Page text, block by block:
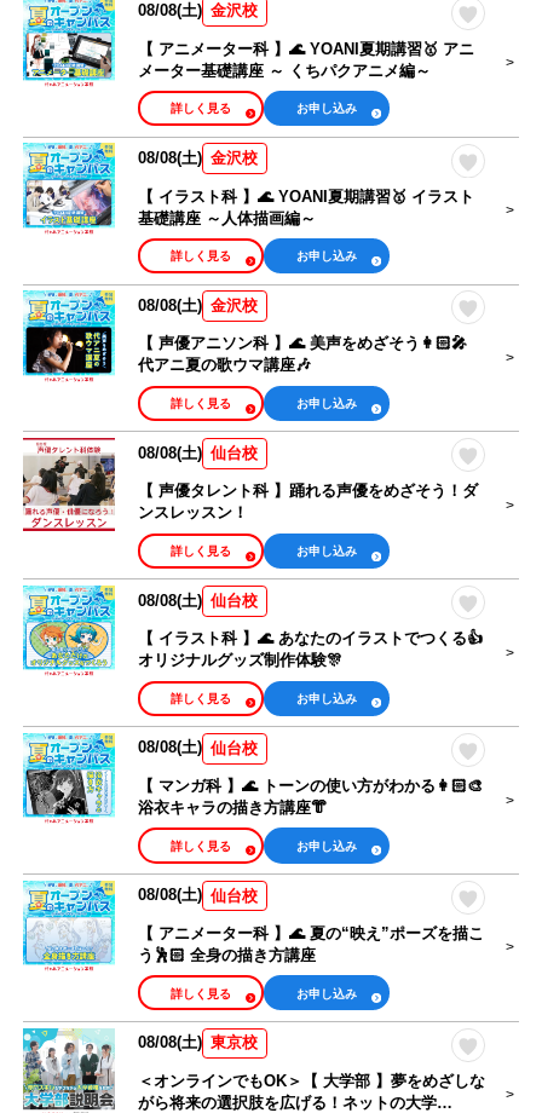
08/08(土) 金沢校
【 アニメーター科 】🌊 YOANI夏期講習🥇 アニ
メーター基礎講座 ～ くちパクアニメ編～
お申し込み
詳しく見る
08/08(土) 金沢校
【 イラスト科 】🌊 YOANI夏期講習🥇 イラスト
基礎講座 ～人体描画編～
お申し込み
詳しく見る
08/08(土) 金沢校
【 声優アニソン科 】🌊 美声をめざそう👩🏻‍🎤
代アニ夏の歌ウマ講座🎶
お申し込み
詳しく見る
08/08(土) 仙台校
【 声優タレント科 】踊れる声優をめざそう！ダ
ンスレッスン！
お申し込み
詳しく見る
08/08(土) 仙台校
【 イラスト科 】🌊 あなたのイラストでつくる👍
オリジナルグッズ制作体験🎊
お申し込み
詳しく見る
08/08(土) 仙台校
【 マンガ科 】🌊 トーンの使い方がわかる👩🏻‍🎨
浴衣キャラの描き方講座👘
お申し込み
詳しく見る
08/08(土) 仙台校
【 アニメーター科 】🌊 夏の“映え”ポーズを描こ
う🕺🏻 全身の描き方講座
お申し込み
詳しく見る
08/08(土) 東京校
＜オンラインでもOK＞【 大学部 】夢をめざしな
がら将来の選択肢を広げる！ネットの大学